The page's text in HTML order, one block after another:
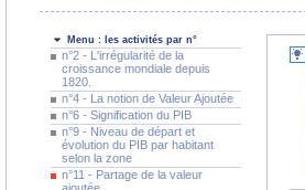
Menu : les activités par n°
n°2 - L'irrégularité de la
croissance mondiale depuis
1820.
n°4 - La notion de Valeur Ajoutée
n°6 - Signification du PIB
n°9 - Niveau de départ et
évolution du PIB par habitant
selon la zone
n°11 - Partage de la valeur